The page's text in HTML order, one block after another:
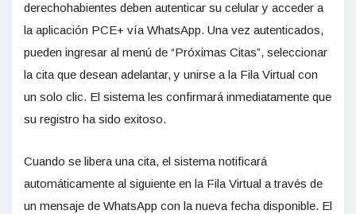
derechohabientes deben autenticar su celular y acceder a
la aplicación PCE+ vía WhatsApp. Una vez autenticados,
pueden ingresar al menú de “Próximas Citas”, seleccionar
la cita que desean adelantar, y unirse a la Fila Virtual con
un solo clic. El sistema les confirmará inmediatamente que
su registro ha sido exitoso.
Cuando se libera una cita, el sistema notificará
automáticamente al siguiente en la Fila Virtual a través de
un mensaje de WhatsApp con la nueva fecha disponible. El